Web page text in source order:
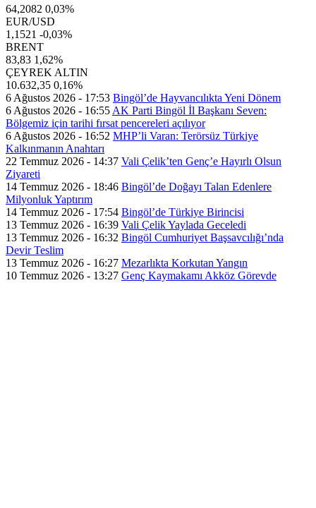
64,2082 0,03%
EUR/USD
1,1521 -0,03%
BRENT
83,83 1,62%
ÇEYREK ALTIN
10.632,35 0,16%
6 Ağustos 2026 - 17:53 Bingöl’de Hayvancılıkta Yeni Dönem
6 Ağustos 2026 - 16:55 AK Parti Bingöl İl Başkanı Seven:
Bölgemiz için tarihi fırsat pencereleri açılıyor
6 Ağustos 2026 - 16:52 MHP’li Varan: Terörsüz Türkiye
Kalkınmanın Anahtarı
22 Temmuz 2026 - 14:37 Vali Çelik’ten Genç’e Hayırlı Olsun
Ziyareti
14 Temmuz 2026 - 18:46 Bingöl’de Doğayı Talan Edenlere
Milyonluk Yaptırım
14 Temmuz 2026 - 17:54 Bingöl’de Türkiye Birincisi
13 Temmuz 2026 - 16:39 Vali Çelik Yaylada Geceledi
13 Temmuz 2026 - 16:32 Bingöl Cumhuriyet Başsavcılığı’nda
Devir Teslim
13 Temmuz 2026 - 16:27 Mezarlıkta Korkutan Yangın
10 Temmuz 2026 - 13:27 Genç Kaymakamı Akköz Görevde